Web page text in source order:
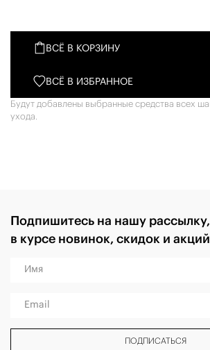
ВСЁ В КОРЗИНУ
ВСЁ В ИЗБРАННОЕ
Будут добавлены выбранные средства всех
ухода.
Подпишитесь на нашу
в курсе новинок, скидок и
Имя
Email
ПОДПИСАТЬСЯ